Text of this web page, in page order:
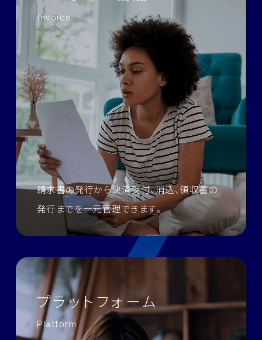
Invoice
請求書の発行から決済受付、消込、領収書の
発行までを一元管理できます。
プラットフォーム
Platform